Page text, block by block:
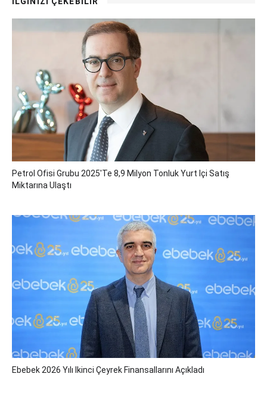
Petrol Ofisi Grubu 2025'te 8,9 Milyon Tonluk Yurt Içi Satış
Miktarına Ulaştı
Ebebek 2026 Yılı Ikinci Çeyrek Finansallarını Açıkladı